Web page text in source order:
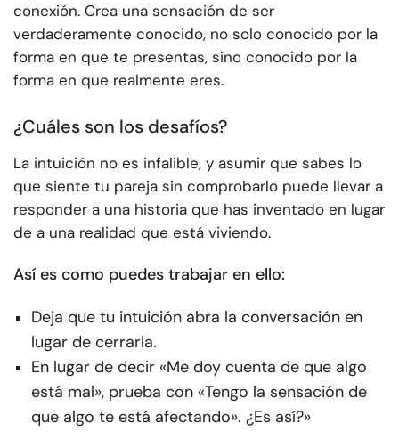
conexión. Crea una sensación de ser
verdaderamente conocido, no solo conocido por la
forma en que te presentas, sino conocido por la
forma en que realmente eres.
¿Cuáles son los desafíos?
La intuición no es infalible, y asumir que sabes lo
que siente tu pareja sin comprobarlo puede llevar a
responder a una historia que has inventado en lugar
de a una realidad que está viviendo.
Así es como puedes trabajar en ello:
Deja que tu intuición abra la conversación en
lugar de cerrarla.
En lugar de decir «Me doy cuenta de que algo
está mal», prueba con «Tengo la sensación de
que algo te está afectando». ¿Es así?»